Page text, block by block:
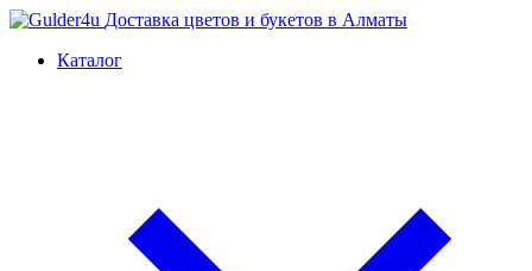
Доставка цветов и букетов в Алматы
Каталог